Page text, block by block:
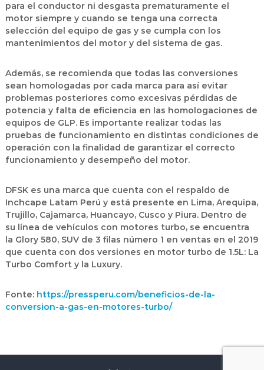
para el conductor ni desgasta prematuramente el
motor siempre y cuando se tenga una correcta
selección del equipo de gas y se cumpla con los
mantenimientos del motor y del sistema de gas.
Además, se recomienda que todas las conversiones
sean homologadas por cada marca para así evitar
problemas posteriores como excesivas pérdidas de
potencia y falta de eficiencia en las homologaciones de
equipos de GLP. Es importante realizar todas las
pruebas de funcionamiento en distintas condiciones de
operación con la finalidad de garantizar el correcto
funcionamiento y desempeño del motor.
DFSK es una marca que cuenta con el respaldo de
Inchcape Latam Perú y está presente en Lima, Arequipa,
Trujillo, Cajamarca, Huancayo, Cusco y Piura. Dentro de
su línea de vehículos con motores turbo, se encuentra
la Glory 580, SUV de 3 filas número 1 en ventas en el 2019
que cuenta con dos versiones en motor turbo de 1.5L: La
Turbo Comfort y la Luxury.
Fonte: https://pressperu.com/beneficios-de-la-
conversion-a-gas-en-motores-turbo/